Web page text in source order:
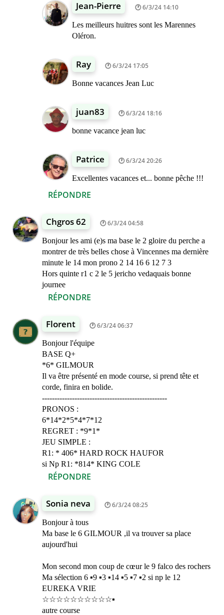
RÉPONDRE
Jean-Pierre 6/3/24 14:10
Les meilleurs huitres sont les Marennes
Oléron.
Ray 6/3/24 17:05
Bonne vacances Jean Luc
juan83 6/3/24 18:16
bonne vacance jean luc
Patrice 6/3/24 20:26
Excellentes vacances et... bonne pêche !!!
Chgros 62 6/3/24 04:58
Bonjour les ami (e)s ma base le 2 gloire du perche a
montrer de très belles chose à Vincennes ma dernière
minute le 14 mon prono 2 14 16 6 12 7 3
Hors quinte r1 c 2 le 5 jericho vedaquais bonne
journee
RÉPONDRE
Florent 6/3/24 06:37
Bonjour l'équipe
BASE Q+
*6* GILMOUR
Il va être présenté en mode course, si prend tête et
corde, finira en bolide.
--------------------------------------------------
PRONOS :
6*14*2*5*4*7*12
REGRET : *9*1*
JEU SIMPLE :
R1: * 406* HARD ROCK HAUFOR
si Np R1: *814* KING COLE
RÉPONDRE
Sonia neva 6/3/24 08:25
Bonjour à tous
Ma base le 6 GILMOUR ,il va trouver sa place
aujourd'hui
Mon second mon coup de cœur le 9 falco des rochers
Ma sélection 6 ▪︎9 ▪︎3 ▪︎14 ▪︎5 ▪︎7 ▪︎2 si np le 12
EUREKA VRIE
☆☆☆☆☆☆☆☆☆☆▪︎
autre course